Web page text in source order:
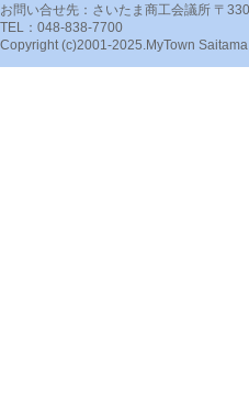
お問い合せ先：さいたま商工会議所 〒
TEL：048-838-7700
Copyright (c)2001-2025.MyTown